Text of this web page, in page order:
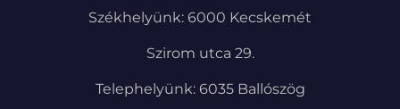
Székhelyünk: 6000 Kecskemét
Szirom utca 29.
Telephelyünk: 6035 Ballószög